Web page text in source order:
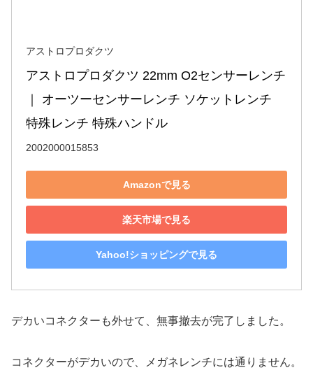
アストロプロダクツ
アストロプロダクツ 22mm O2センサーレンチ
｜ オーツーセンサーレンチ ソケットレンチ
特殊レンチ 特殊ハンドル
2002000015853
Amazonで見る
楽天市場で見る
Yahoo!ショッピングで見る
デカいコネクターも外せて、無事撤去が完了しました。
コネクターがデカいので、メガネレンチには通りません。